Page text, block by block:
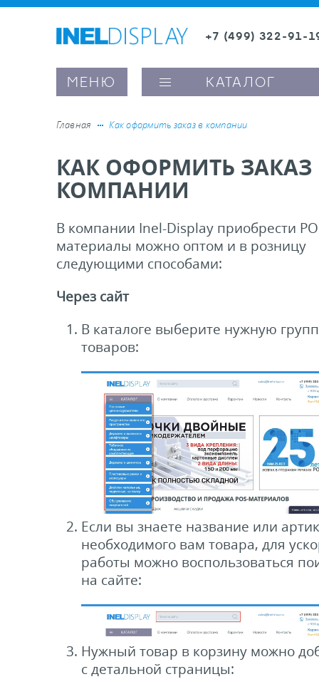
+7 (499) 322-91-
МЕНЮ КАТАЛОГ
ценникодержатели
вывесок и шелфтокеры
оборудование, комплектующие
ценников
рамки и аксессуары
напольные, подвесные, на полку
покупателей
конструкции из алюминиевого
Главная Как оформить заказ в компании
КАК ОФОРМИТЬ ЗАКАЗ
КОМПАНИИ
В компании Inel-Display приобрести
материалы можно оптом и в розницу
следующими способами:
Через сайт
В каталоге выберите нужную
товаров:
Если вы знаете название или
необходимого вам товара, для
работы можно воспользоваться
на сайте:
Нужный товар в корзину можно
с детальной страницы: